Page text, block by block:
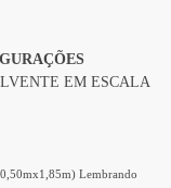
EM ESCALA
Lembrando